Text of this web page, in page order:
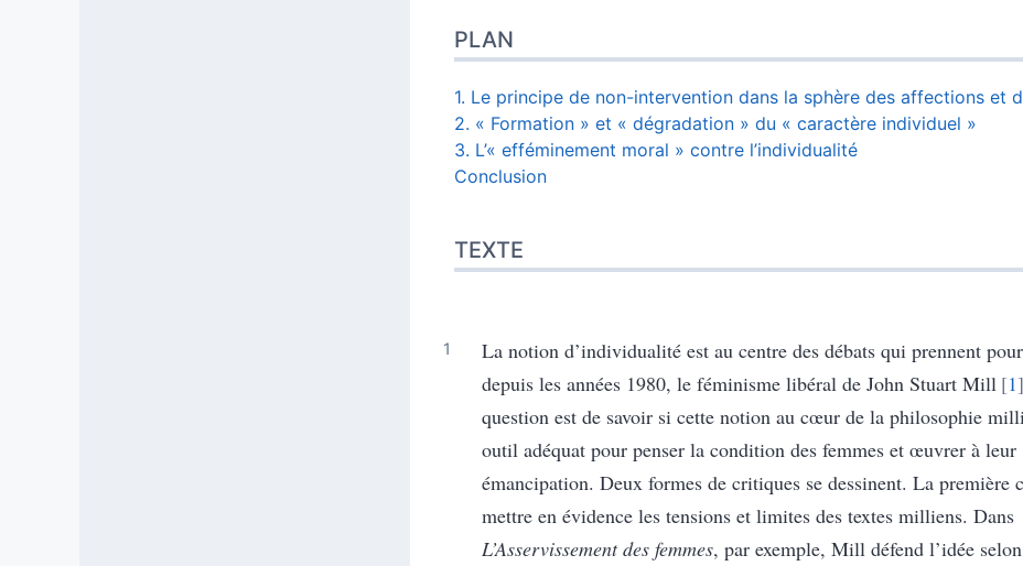
PLAN
1. Le principe de non-intervention dans la sphère des affections et
2. « Formation » et « dégradation » du « caractère individuel »
3. L’« efféminement moral » contre l’individualité
Conclusion
TEXTE
La notion d’individualité est au centre des débats qui prennent
depuis les années 1980, le féminisme libéral de John Stuart Mill 1
question est de savoir si cette notion au cœur de la philosophie
outil adéquat pour penser la condition des femmes et œuvrer à leur
émancipation. Deux formes de critiques se dessinent. La première
mettre en évidence les tensions et limites des textes milliens. Dans
L’Asservissement des femmes, par exemple, Mill défend l’idée